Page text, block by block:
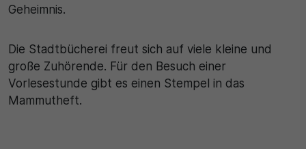
Geheimnis.
Die Stadtbücherei freut sich auf viele kleine und
große Zuhörende. Für den Besuch einer
Vorlesestunde gibt es einen Stempel in das
Mammutheft.